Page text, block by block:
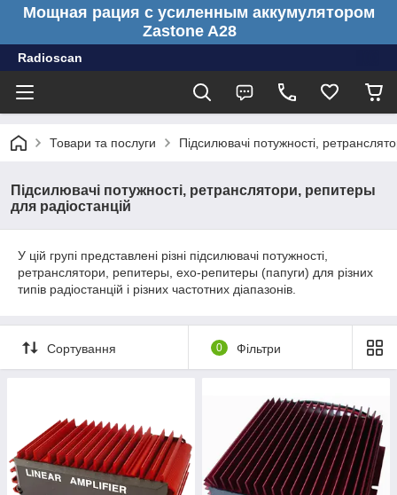
Мощная рация с усиленным аккумулятором
Zastone A28
Radioscan
Товари та послуги Підсилювачі потужності,
Підсилювачі потужності, ретранслятори, репитеры
для радіостанцій
У цій групі представлені різні підсилювачі потужності,
ретранслятори, репитеры, ехо-репитеры (папуги) для різних
типів радіостанцій і різних частотних діапазонів.
Сортування 0 Фільтри